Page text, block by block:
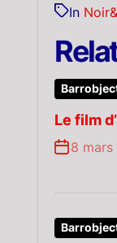
In
Le film
8 mars